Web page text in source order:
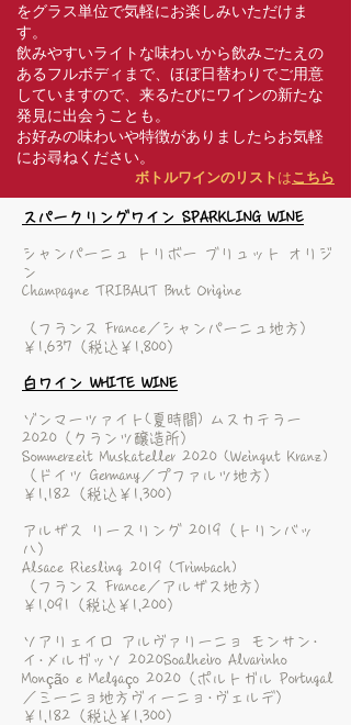
をグラス単位で気軽にお楽しみいただけま
す。
飲みやすいライトな味わいから飲みごたえの
あるフルボディまで、ほぼ日替わりでご用意
していますので、来るたびにワインの新たな
発見に出会うことも。
お好みの味わいや特徴がありましたらお気軽
にお尋ねください。
ボトルワインのリスト はこちら
スパークリングワイン SPARKLING WINE
シャンパーニュ トリボー ブリュット オリジ
ン
Champagne TRIBAUT Brut Origine
（フランス France／シャンパーニュ地方）
￥1,637（税込￥1,800）
白ワイン WHITE WINE
ゾンマーツァイト(夏時間) ムスカテラー
2020（クランツ醸造所）
Sommerzeit Muskateller 2020 (Weingut Kranz)
（ドイツ Germany／プファルツ地方）
￥1,182（税込￥1,300）
アルザス リースリング 2019（トリンバッ
ハ）
Alsace Riesling 2019 (Trimbach)
（フランス France／アルザス地方）
￥1,091（税込￥1,200）
ソアリェイロ アルヴァリーニョ モンサン･
イ･メルガッソ 2020Soalheiro Alvarinho
Monção e Melgaço 2020 （ポルトガル Portugal
／ミーニョ地方ヴィーニョ･ヴェルデ）
￥1,182（税込￥1,300）